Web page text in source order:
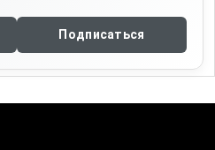
Подписаться